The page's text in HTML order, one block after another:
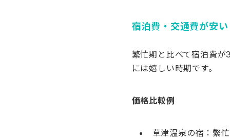
宿泊費・交通費が安い
繁忙期と比べて宿泊費
には嬉しい時期です。
価格比較例
草津温泉の宿：繁